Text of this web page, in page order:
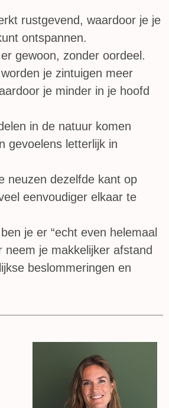
rustgevend, waardoor je je
ontspannen.
gewoon, zonder oordeel.
je zintuigen meer
je minder in je hoofd
in de natuur komen
gevoelens letterlijk in
neuzen dezelfde kant op
eenvoudiger elkaar te
je er “echt even helemaal
neem je makkelijker afstand
beslommeringen en